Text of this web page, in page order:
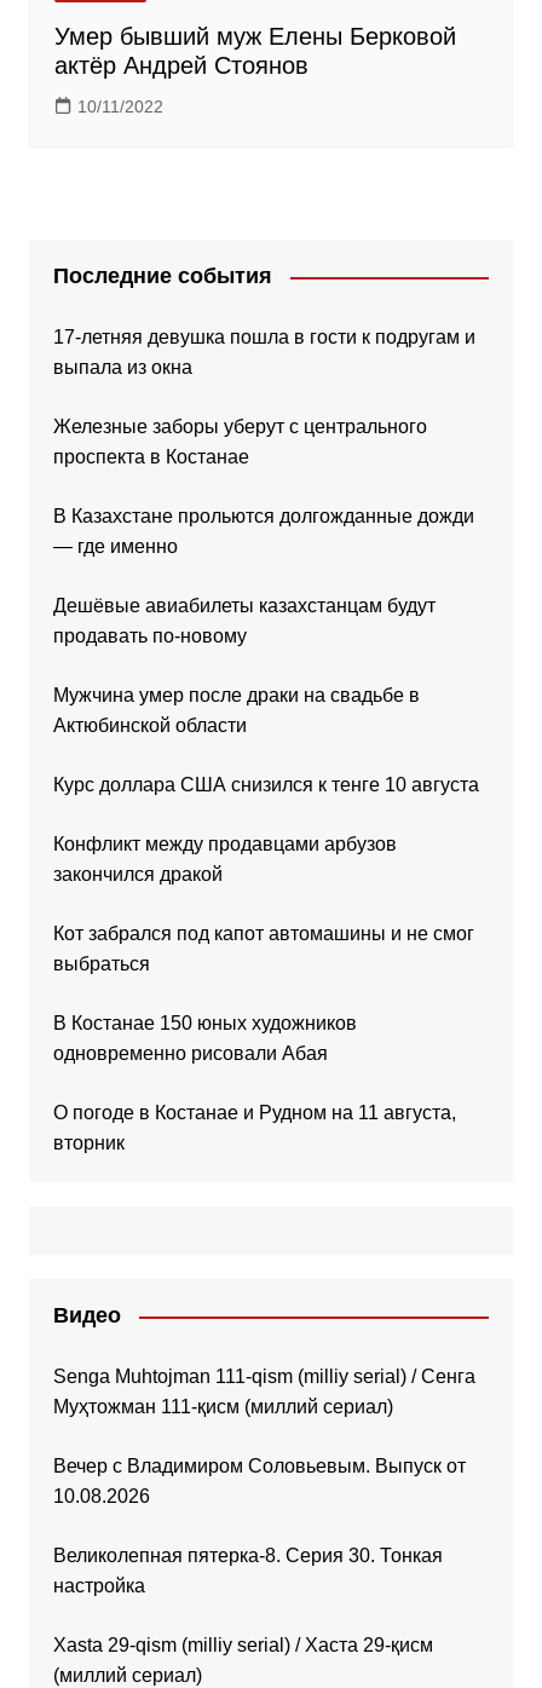
Умер бывший муж Елены Берковой
актёр Андрей Стоянов
10/11/2022
Последние события
17-летняя девушка пошла в гости к подругам и
выпала из окна
Железные заборы уберут с центрального
проспекта в Костанае
В Казахстане прольются долгожданные дожди
— где именно
Дешёвые авиабилеты казахстанцам будут
продавать по-новому
Мужчина умер после драки на свадьбе в
Актюбинской области
Курс доллара США снизился к тенге 10 августа
Конфликт между продавцами арбузов
закончился дракой
Кот забрался под капот автомашины и не смог
выбраться
В Костанае 150 юных художников
одновременно рисовали Абая
О погоде в Костанае и Рудном на 11 августа,
вторник
Видео
Senga Muhtojman 111-qism (milliy serial) / Сенга
Муҳтожман 111-қисм (миллий сериал)
Вечер с Владимиром Соловьевым. Выпуск от
10.08.2026
Великолепная пятерка-8. Серия 30. Тонкая
настройка
Xasta 29-qism (milliy serial) / Хаста 29-қисм
(миллий сериал)